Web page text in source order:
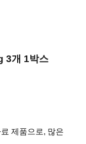
3개 1박스
제품으로, 많은